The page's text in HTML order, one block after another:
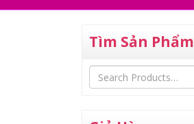
Tìm Sản Phẩm